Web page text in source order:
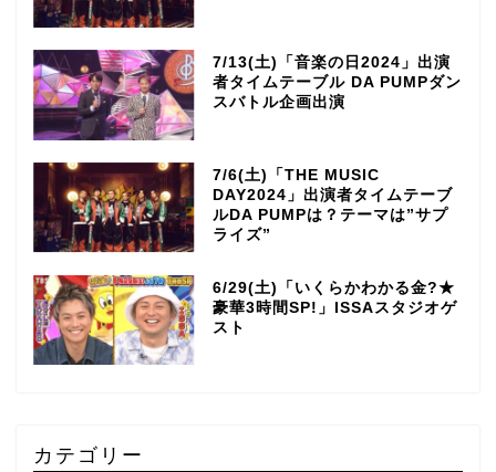
7/13(土)「音楽の日2024」出演
者タイムテーブル DA PUMPダン
スバトル企画出演
7/6(土)「THE MUSIC
DAY2024」出演者タイムテーブ
ルDA PUMPは？テーマは”サプ
ライズ”
6/29(土)「いくらかわかる金?★
豪華3時間SP!」ISSAスタジオゲ
スト
カテゴリー